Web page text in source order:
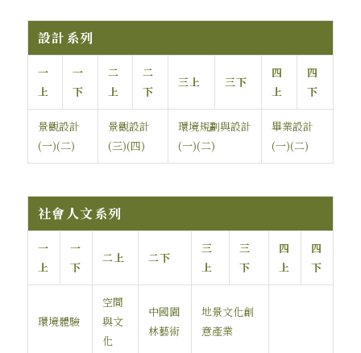
設計系列
一
上
一
下
二
上
二
下
三上 三下
四
上
四
下
景觀設計
(一)(二)
景觀設計
(三)(四)
環境規劃與設計
(一)(二)
畢業設計
(一)(二)
社會人文系列
一
上
一
下
二上 二下
三
上
三
下
四
上
四
下
環境體驗
空間
與文
化
中國園
林藝術
地景文化創
意產業